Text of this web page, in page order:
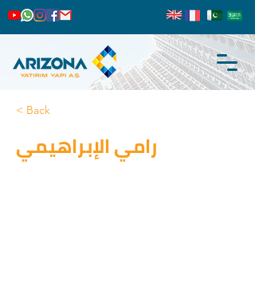
< Back
رامي الإبراهيمي